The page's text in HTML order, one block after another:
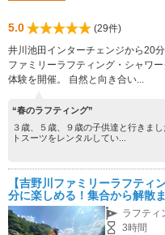
5.0
(29件)
井川池田インターチェンジから20
ファミリーラフティング・シャワ
体験を開催。 自然と向き合い...
“春のラフティング”
３歳、５歳、９歳の子供達と行きま
トスーツをレンタルしてい...
【吉野川ファミリーラフテ
分に楽しめる！集合から解散
ジ♪※激流ではございません※
ラフティ
3時間